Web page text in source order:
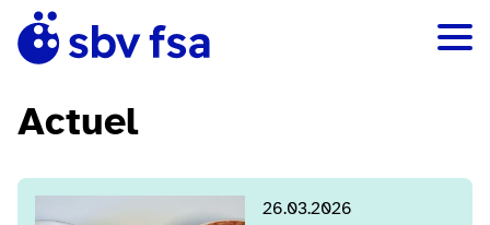
Actuel
26.03.2026